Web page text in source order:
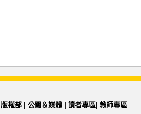
版權部 | 公關＆媒體 | 讀者專區| 教師專區